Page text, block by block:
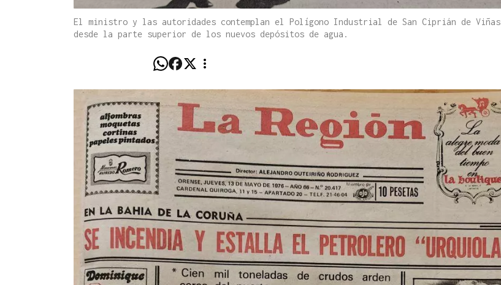
El ministro y las autoridades contemplan el Polígono Industrial de San Ciprián de Viñas
desde la parte superior de los nuevos depósitos de agua.